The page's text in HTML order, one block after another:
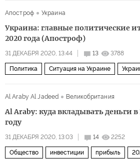
Апостроф
Украина
Украина: главные политические
2020 года (Апостроф)
31 ДЕКАБРЯ 2020, 13:44 13 3788
Политика Ситуация на Украине
Al Araby Al Jadeed Великобритания
Al Araby: куда вкладывать деньги в
году
31 ДЕКАБРЯ 2020, 13:03 14 2252
Общество инвестиции прибыль